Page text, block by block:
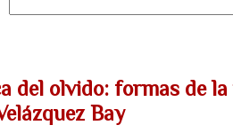
del olvido: formas de
Bay